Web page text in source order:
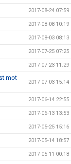
2017-08-24 07:59
2017-08-08 10:19
2017-08-03 08:13
2017-07-25 07:25
2017-07-23 11:29
mot
2017-07-03 15:14
2017-06-14 22:55
2017-06-13 13:53
2017-05-25 15:16
2017-05-14 18:57
2017-05-11 00:18